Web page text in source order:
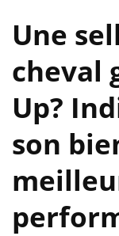
Une
cheval
Up?
son